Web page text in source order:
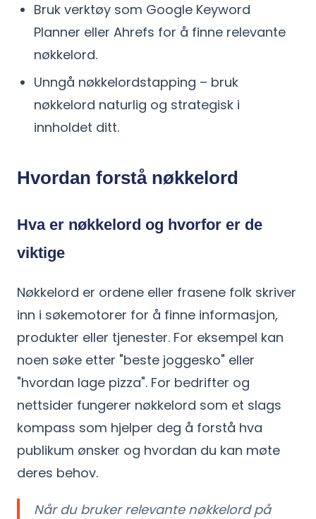
Bruk verktøy som Google Keyword
Planner eller Ahrefs for å finne relevante
nøkkelord.
Unngå nøkkelordstapping – bruk
nøkkelord naturlig og strategisk i
innholdet ditt.
Hvordan forstå nøkkelord
Hva er nøkkelord og hvorfor er de
viktige
Nøkkelord er ordene eller frasene folk skriver
inn i søkemotorer for å finne informasjon,
produkter eller tjenester. For eksempel kan
noen søke etter "beste joggesko" eller
"hvordan lage pizza". For bedrifter og
nettsider fungerer nøkkelord som et slags
kompass som hjelper deg å forstå hva
publikum ønsker og hvordan du kan møte
deres behov.
Når du bruker relevante nøkkelord på